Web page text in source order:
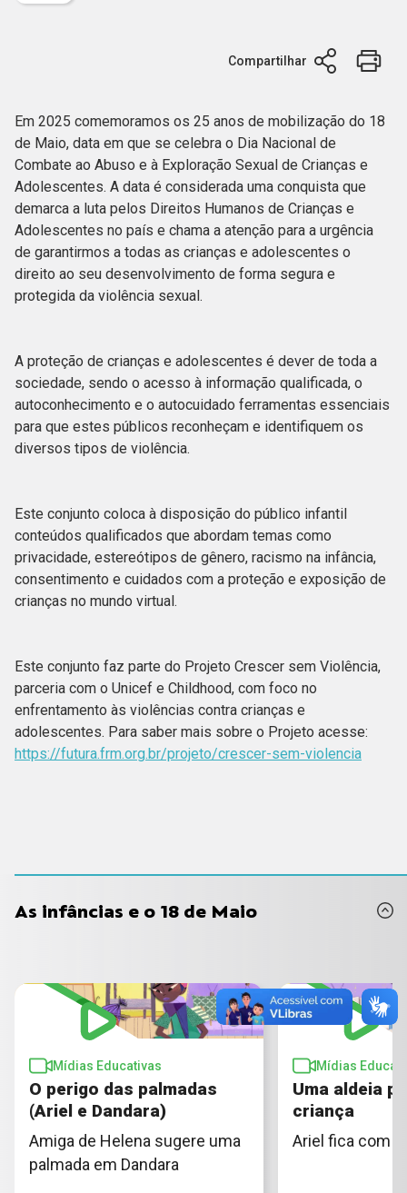
Compartilhar
Em 2025 comemoramos os 25 anos de mobilização do 18
de Maio, data em que se celebra o Dia Nacional de
Combate ao Abuso e à Exploração Sexual de Crianças e
Adolescentes. A data é considerada uma conquista que
demarca a luta pelos Direitos Humanos de Crianças e
Adolescentes no país e chama a atenção para a urgência
de garantirmos a todas as crianças e adolescentes o
direito ao seu desenvolvimento de forma segura e
protegida da violência sexual.
A proteção de crianças e adolescentes é dever de toda a
sociedade, sendo o acesso à informação qualificada, o
autoconhecimento e o autocuidado ferramentas essenciais
para que estes públicos reconheçam e identifiquem os
diversos tipos de violência.
Este conjunto coloca à disposição do público infantil
conteúdos qualificados que abordam temas como
privacidade, estereótipos de gênero, racismo na infância,
consentimento e cuidados com a proteção e exposição de
crianças no mundo virtual.
Este conjunto faz parte do Projeto Crescer sem Violência,
parceria com o Unicef e Childhood, com foco no
enfrentamento às violências contra crianças e
adolescentes. Para saber mais sobre o Projeto acesse:
https://futura.frm.org.br/projeto/crescer-sem-violencia
As infâncias e o 18 de Maio
Mídias Educativas
O perigo das palmadas
(Ariel e Dandara)
Amiga de Helena sugere uma
palmada em Dandara
Mídias
Uma aldeia
criança
Ariel fica com